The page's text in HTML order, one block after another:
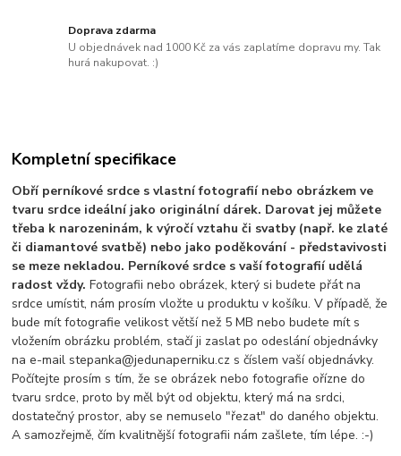
Doprava zdarma
U objednávek nad 1000 Kč za vás zaplatíme dopravu my. Tak
hurá nakupovat. :)
Kompletní specifikace
Obří perníkové srdce s vlastní fotografií nebo obrázkem ve
tvaru srdce ideální jako originální dárek. Darovat jej můžete
třeba k narozeninám, k výročí vztahu či svatby (např. ke zlaté
či diamantové svatbě) nebo jako poděkování - představivosti
se meze nekladou. Perníkové srdce s vaší fotografií udělá
radost vždy.Fotografii nebo obrázek, který si budete přát na
srdce umístit, nám prosím vložte u produktu v košíku. V případě, že
bude mít fotografie velikost větší než 5 MB nebo budete mít s
vložením obrázku problém, stačí ji zaslat po odeslání objednávky
na e-mail stepanka@jedunaperniku.cz s číslem vaší objednávky.
Počítejte prosím s tím, že se obrázek nebo fotografie ořízne do
tvaru srdce, proto by měl být od objektu, který má na srdci,
dostatečný prostor, aby se nemuselo "řezat" do daného objektu.
A samozřejmě, čím kvalitnější fotografii nám zašlete, tím lépe. :-)